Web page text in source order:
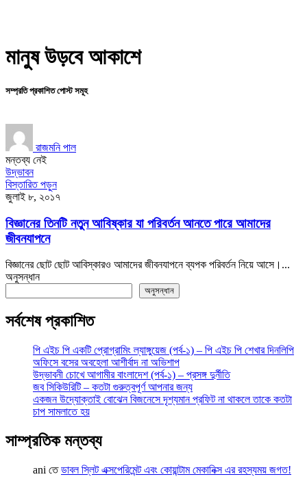
মানুষ উড়বে আকাশে
সম্প্রতি প্রকাশিত পোস্ট সমূহ
রাজমনি পাল
মন্তব্য নেই
উদ্ভাবন
বিস্তারিত পড়ুন
জুলাই ৮, ২০১৭
বিজ্ঞানের তিনটি নতুন আবিষ্কার যা পরিবর্তন আনতে পারে আমাদের
জীবনযাপনে
বিজ্ঞানের ছোট ছোট আবিস্কারও আমাদের জীবনযাপনে ব্যপক পরিবর্তন নিয়ে আসে।...
অনুসন্ধান
অনুসন্ধান
সর্বশেষ প্রকাশিত
পি এইচ পি একটি প্রোগ্রামিং ল্যাঙ্গুয়েজ (পর্ব-১) – পি এইচ পি শেখার দিনলিপি
অফিসে বসের অবহেলা আশীর্বাদ না অভিশাপ
উদ্ভাবনী চোখে আগামীর বাংলাদেশ (পর্ব-১) – প্রসঙ্গ দুর্নীতি
জব সিকিউরিটি – কতটা গুরুত্বপূর্ণ আপনার জন্য
একজন উদ্যোক্তাই বোঝেন বিজনেসে দৃশ্যমান প্রফিট না থাকলে তাকে কতটা
চাপ সামলাতে হয়
সাম্প্রতিক মন্তব্য
ani তেডাবল স্লিট এক্সপেরিমেন্ট এবং কোয়ান্টাম মেকানিক্স এর রহস্যময় জগত!